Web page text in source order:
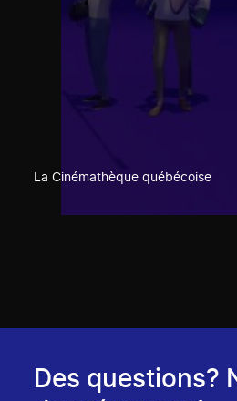
La Cinémathèque québécoise
Des questions?